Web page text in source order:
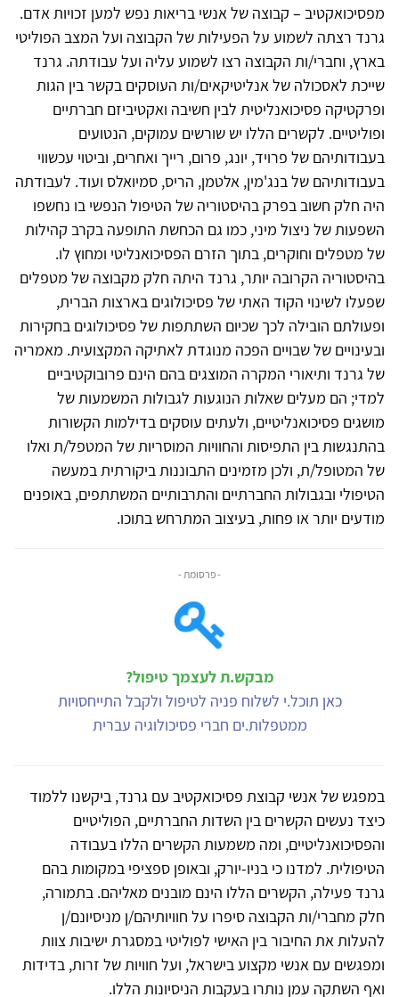
מפסיכואקטיב – קבוצה של אנשי בריאות נפש למען זכויות אדם.
גרנד רצתה לשמוע על הפעילות של הקבוצה ועל המצב הפוליטי
בארץ, וחברי/ות הקבוצה רצו לשמוע עליה ועל עבודתה. גרנד
שייכת לאסכולה של אנליטיקאים/ות העוסקים בקשר בין הגות
ופרקטיקה פסיכואנליטית לבין חשיבה ואקטיביזם חברתיים
ופוליטיים. לקשרים הללו יש שורשים עמוקים, הנטועים
בעבודותיהם של פרויד, יונג, פרום, רייך ואחרים, וביטוי עכשווי
בעבודותיהם של בנג'מין, אלטמן, הריס, סמיואלס ועוד. לעבודתה
היה חלק חשוב בפרק בהיסטוריה של הטיפול הנפשי בו נחשפו
השפעות של ניצול מיני, כמו גם הכחשת התופעה בקרב קהילות
של מטפלים וחוקרים, בתוך הזרם הפסיכואנליטי ומחוץ לו.
בהיסטוריה הקרובה יותר, גרנד היתה חלק מקבוצה של מטפלים
שפעלו לשינוי הקוד האתי של פסיכולוגים בארצות הברית,
ופעולתם הובילה לכך שכיום השתתפות של פסיכולוגים בחקירות
ובעינויים של שבויים הפכה מנוגדת לאתיקה המקצועית. מאמריה
של גרנד ותיאורי המקרה המוצגים בהם הינם פרובוקטיביים
למדי; הם מעלים שאלות הנוגעות לגבולות המשמעות של
מושגים פסיכואנליטיים, ולעתים עוסקים בדילמות הקשורות
בהתנגשות בין התפיסות והחוויות המוסריות של המטפל/ת ואלו
של המטופל/ת, ולכן מזמינים התבוננות ביקורתית במעשה
הטיפולי ובגבולות החברתיים והתרבותיים המשתתפים, באופנים
מודעים יותר או פחות, בעיצוב המתרחש בתוכו.
- פרסומת -
מבקש.ת לעצמך טיפול?
כאן תוכל.י לשלוח פניה לטיפול ולקבל התייחסויות
ממטפלות.ים חברי פסיכולוגיה עברית
במפגש של אנשי קבוצת פסיכואקטיב עם גרנד, ביקשנו ללמוד
כיצד נעשים הקשרים בין השדות החברתיים, הפוליטיים
והפסיכואנליטיים, ומה משמעות הקשרים הללו בעבודה
הטיפולית. למדנו כי בניו-יורק, ובאופן ספציפי במקומות בהם
גרנד פעילה, הקשרים הללו הינם מובנים מאליהם. בתמורה,
חלק מחברי/ות הקבוצה סיפרו על חוויותיהם/ן מניסיונם/ן
להעלות את החיבור בין האישי לפוליטי במסגרת ישיבות צוות
ומפגשים עם אנשי מקצוע בישראל, ועל חוויות של זרות, בדידות
ואף השתקה עמן נותרו בעקבות הניסיונות הללו.